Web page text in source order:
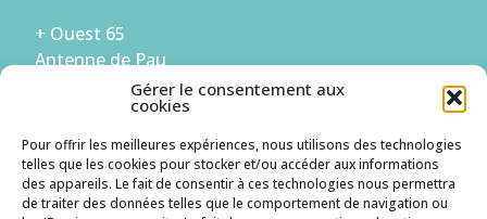
Gérer le consentement aux
cookies
Pour offrir les meilleures expériences, nous utilisons des technologies
telles que les cookies pour stocker et/ou accéder aux informations
des appareils. Le fait de consentir à ces technologies nous permettra
de traiter des données telles que le comportement de navigation ou
+ Ouest 65
Antenne de Pau
294 Boulevard de la Paix
05 59 68 56 42
accueil.bearn@ge64.fr